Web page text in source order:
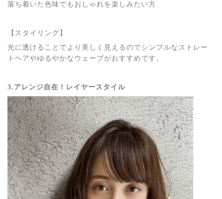
落ち着いた色味でもおしゃれを楽しみたい方
【スタイリング】
光に透けることでより美しく見えるのでシンプルなストレー
トヘアやゆるやかなウェーブがおすすめです。
3.アレンジ自在！レイヤースタイル